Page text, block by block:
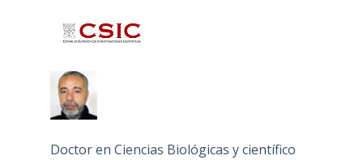
Doctor en Ciencias Biológicas y científico